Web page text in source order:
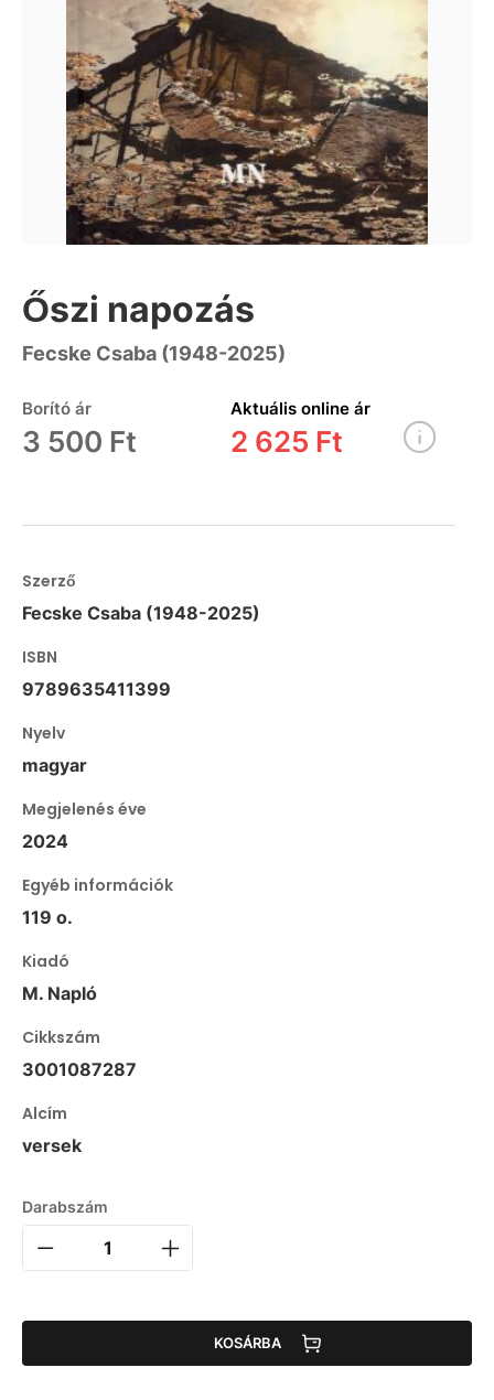
Őszi napozás
Fecske Csaba (1948-2025)
Borító ár
3 500 Ft
Aktuális online ár
2 625 Ft
Szerző
Fecske Csaba (1948-2025)
ISBN
9789635411399
Nyelv
magyar
Megjelenés éve
2024
Egyéb információk
119 o.
Kiadó
M. Napló
Cikkszám
3001087287
Alcím
versek
Darabszám
KOSÁRBA